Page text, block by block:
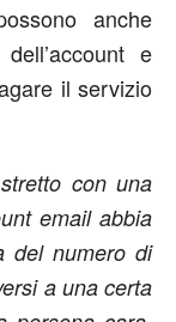
anche
e
il servizio
con una
email abbia
del numero di
a una certa